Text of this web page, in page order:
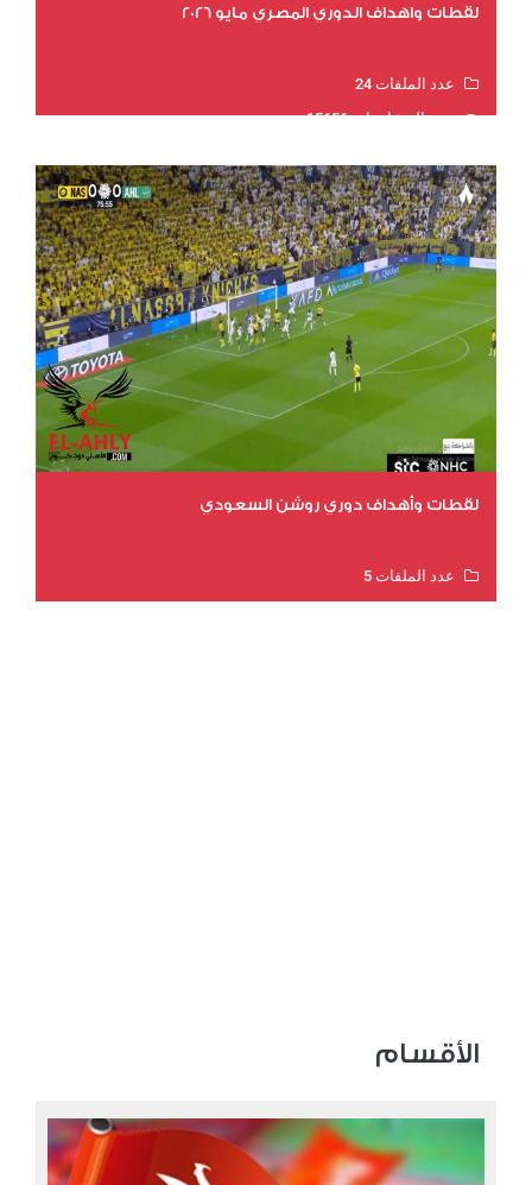
لقطات واهداف الدوري المصري مايو 2026
عدد الملفات 24
عدد المشاهدات 15656
لقطات وأهداف دوري روشن السعودي
عدد الملفات 5
الأقسام